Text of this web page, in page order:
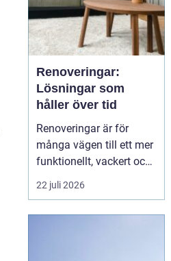
Renoveringar:
Lösningar som
håller över tid
Renoveringar är för
många vägen till ett mer
funktionellt, vackert och
värdefullt hem. Med rätt
planering, smarta
22 juli 2026